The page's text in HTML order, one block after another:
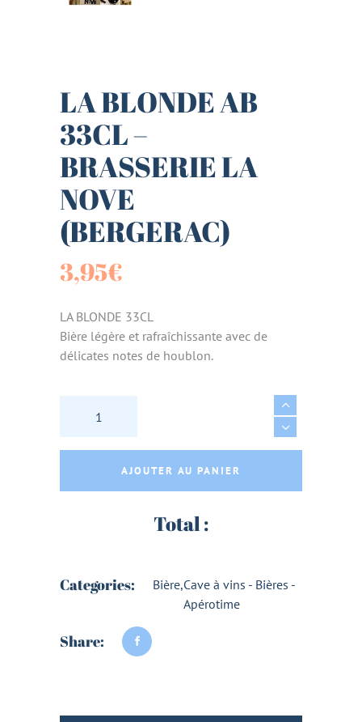
LA BLONDE AB
33CL –
BRASSERIE LA
NOVE
(BERGERAC)
3,95€
LA BLONDE 33CL
Bière légère et rafraîchissante avec de
délicates notes de houblon.
LA BLONDE AB 33CL - BRASSERIE LA
AJOUTER AU PANIER
Total :
Categories: Bière,Cave à vins - Bières -
Apérotime
Share: